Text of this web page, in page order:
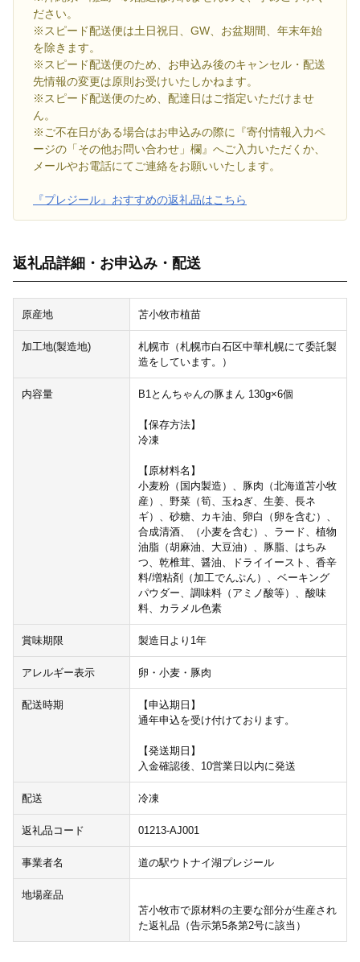
ださい。
※スピード配送便は土日祝日、GW、お盆期間、年末年始
を除きます。
※スピード配送便のため、お申込み後のキャンセル・配送
先情報の変更は原則お受けいたしかねます。
※スピード配送便のため、配達日はご指定いただけませ
ん。
※ご不在日がある場合はお申込みの際に『寄付情報入力ペ
ージの「その他お問い合わせ」欄』へご入力いただくか、
メールやお電話にてご連絡をお願いいたします。
『プレジール』おすすめの返礼品はこちら
返礼品詳細・お申込み・配送
原産地 苫小牧市植苗
加工地(製造地)
札幌市（札幌市白石区中華札幌にて委託製
造をしています。）
内容量 B1とんちゃんの豚まん 130g×6個
【保存方法】
冷凍
【原材料名】
小麦粉（国内製造）、豚肉（北海道苫小牧
産）、野菜（筍、玉ねぎ、生姜、長ネ
ギ）、砂糖、カキ油、卵白（卵を含む）、
合成清酒、（小麦を含む）、ラード、植物
油脂（胡麻油、大豆油）、豚脂、はちみ
つ、乾椎茸、醤油、ドライイースト、香辛
料/増粘剤（加工でんぷん）、ベーキング
パウダー、調味料（アミノ酸等）、酸味
料、カラメル色素
賞味期限 製造日より1年
アレルギー表示 卵・小麦・豚肉
配送時期
【申込期日】
通年申込を受け付けております。
【発送期日】
入金確認後、10営業日以内に発送
配送 冷凍
返礼品コード 01213-AJ001
事業者名 道の駅ウトナイ湖プレジール
地場産品
苫小牧市で原材料の主要な部分が生産され
た返礼品（告示第5条第2号に該当）